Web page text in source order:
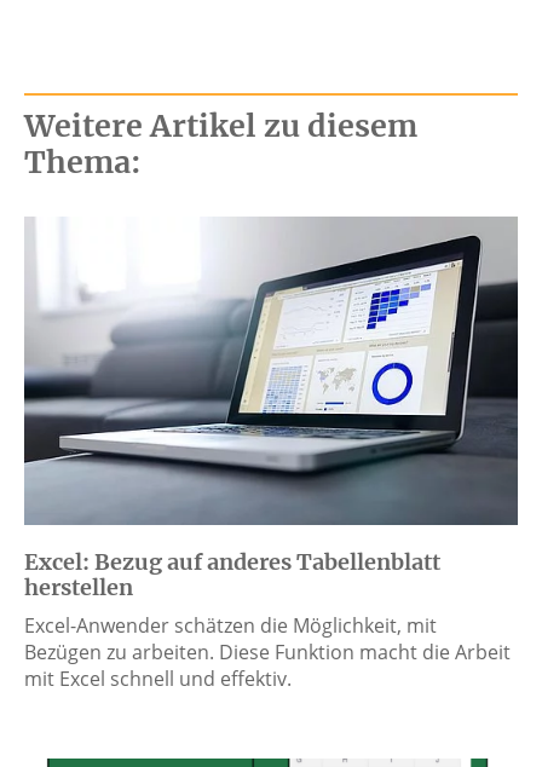
Weitere Artikel zu diesem
Thema:
Excel: Bezug auf anderes Tabellenblatt
herstellen
Excel-Anwender schätzen die Möglichkeit, mit
Bezügen zu arbeiten. Diese Funktion macht die Arbeit
mit Excel schnell und effektiv.